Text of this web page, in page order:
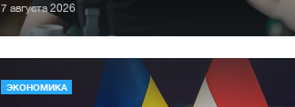
7 августа 2026
ЭКОНОМИКА